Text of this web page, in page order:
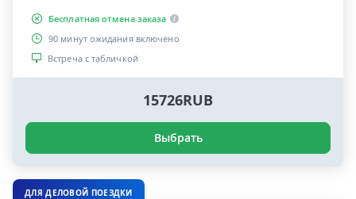
Бесплатная отмена заказа
90 минут ожидания включено
Встреча с табличкой
15726RUB
Выбрать
ДЛЯ ДЕЛОВОЙ ПОЕЗДКИ